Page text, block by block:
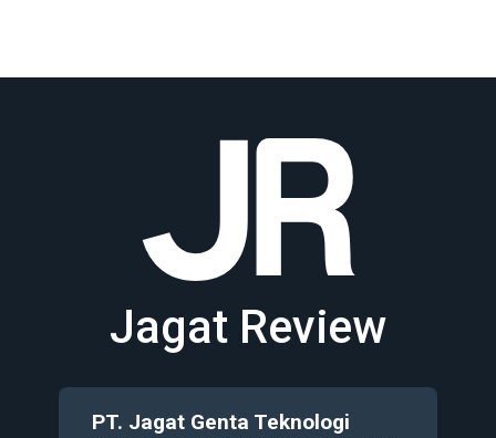
Jagat Review
PT. Jagat Genta Teknologi